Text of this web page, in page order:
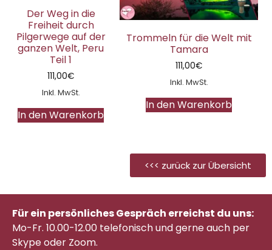
Der Weg in die
Freiheit durch
Pilgerwege auf der
ganzen Welt, Peru
Teil 1
111,00€
Inkl. MwSt.
In den Warenkorb
Trommeln für die Welt mit
Tamara
111,00€
Inkl. MwSt.
In den Warenkorb
<<< zurück zur Übersicht
Für ein persönliches Gespräch erreichst du uns:
Mo-Fr. 10.00-12.00 telefonischund gerne auch per
Skype oder Zoom.